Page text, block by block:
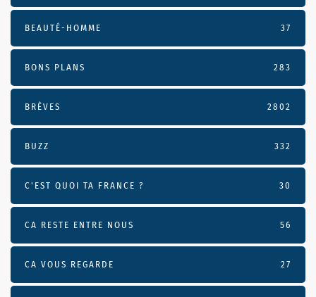
BEAUTÉ-HOMME 37
BONS PLANS 283
BRÈVES 2802
BUZZ 332
C'EST QUOI TA FRANCE ? 30
CA RESTE ENTRE NOUS 56
CA VOUS REGARDE 27